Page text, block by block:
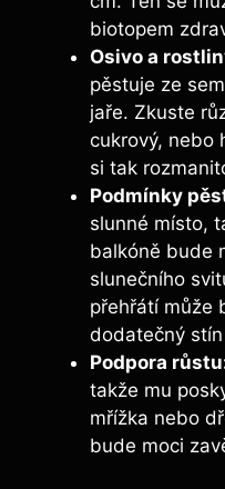
biotopem
Osivo a
pěstuje ze
jaře. Zkuste
cukrový, nebo
si tak
Podmínky
slunné místo,
balkóně bude
slunečního
přehřátí může
dodatečný
Podpora
takže mu
mřížka nebo
bude moci